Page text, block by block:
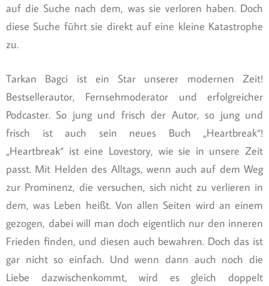
auf die Suche nach dem, was sie verloren haben. Doch
diese Suche führt sie direkt auf eine kleine Katastrophe
zu.
Tarkan Bagci ist ein Star unserer modernen Zeit!
Bestsellerautor, Fernsehmoderator und erfolgreicher
Podcaster. So jung und frisch der Autor, so jung und
frisch ist auch sein neues Buch „Heartbreak“!
„Heartbreak“ ist eine Lovestory, wie sie in unsere Zeit
passt. Mit Helden des Alltags, wenn auch auf dem Weg
zur Prominenz, die versuchen, sich nicht zu verlieren in
dem, was Leben heißt. Von allen Seiten wird an einem
gezogen, dabei will man doch eigentlich nur den inneren
Frieden finden, und diesen auch bewahren. Doch das ist
gar nicht so einfach. Und wenn dann auch noch die
Liebe dazwischenkommt, wird es gleich doppelt